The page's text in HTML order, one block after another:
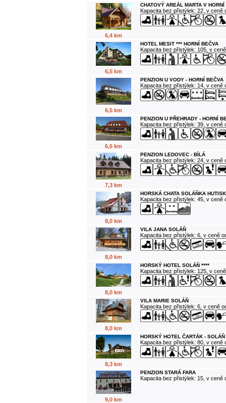
6,4 km
CHATOVÝ AREÁL MARTA V
Kapacita bez přistýlek: 22, v ceně
6,5 km
HOTEL MESIT *** HORNÍ BEČVA
Kapacita bez přistýlek: 105, v
6,5 km
PENZION U VODY - HORNÍ BEČVA
Kapacita bez přistýlek: 14, v ceně
6,6 km
PENZION U PŘEHRADY - HORNÍ
Kapacita bez přistýlek: 39, v ceně
7,3 km
PENZION LEDOVEC - BÍLÁ
Kapacita bez přistýlek: 24, v ceně
8,0 km
HORSKÁ CHATA SOLÁŇKA
Kapacita bez přistýlek: 45, v ceně
8,0 km
VILA JANA SOLÁŇ
Kapacita bez přistýlek: 6, v ceně
8,0 km
HORSKÝ HOTEL SOLÁŇ ****
Kapacita bez přistýlek: 125, v
8,0 km
VILA MARIE SOLÁŇ
Kapacita bez přistýlek: 6, v ceně
8,3 km
HORSKÝ HOTEL ČARTÁK - SOLÁŇ
Kapacita bez přistýlek: 80, v ceně
9,0 km
PENZION STARÁ FARA
Kapacita bez přistýlek: 15, v ceně